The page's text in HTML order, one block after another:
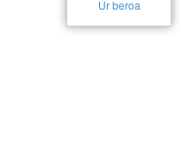
Ur beroa